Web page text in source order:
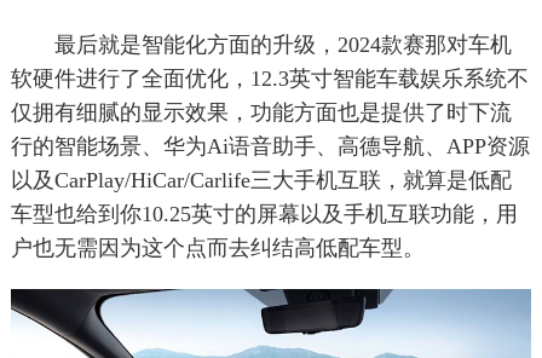
最后就是智能化方面的升级，2024款赛那对车机
软硬件进行了全面优化，12.3英寸智能车载娱乐系统不
仅拥有细腻的显示效果，功能方面也是提供了时下流
行的智能场景、华为Ai语音助手、高德导航、APP资源
以及CarPlay/HiCar/Carlife三大手机互联，就算是低配
车型也给到你10.25英寸的屏幕以及手机互联功能，用
户也无需因为这个点而去纠结高低配车型。